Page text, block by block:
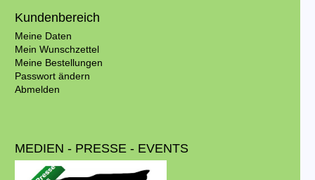
Kundenbereich
Meine Daten
Mein Wunschzettel
Meine Bestellungen
Passwort ändern
Abmelden
MEDIEN - PRESSE - EVENTS